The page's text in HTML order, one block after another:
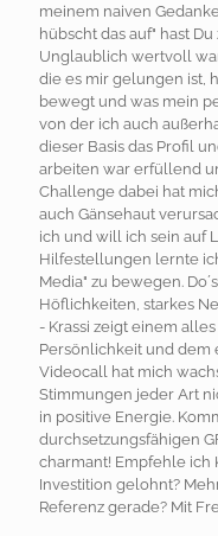
meinem naiven
hübscht das auf" hast
Unglaublich wertvoll
die es mir gelungen ist,
bewegt und was mein
von der ich auch
dieser Basis das Profil
arbeiten war erfüllend
Challenge dabei hat
auch Gänsehaut
ich und will ich sein auf
Hilfestellungen lernte
Media" zu bewegen.
Höflichkeiten, starkes
- Krassi zeigt einem
Persönlichkeit und dem
Videocall hat mich
Stimmungen jeder Art
in positive Energie.
durchsetzungsfähigen
charmant! Empfehle ich
Investition gelohnt?
Referenz gerade? Mit